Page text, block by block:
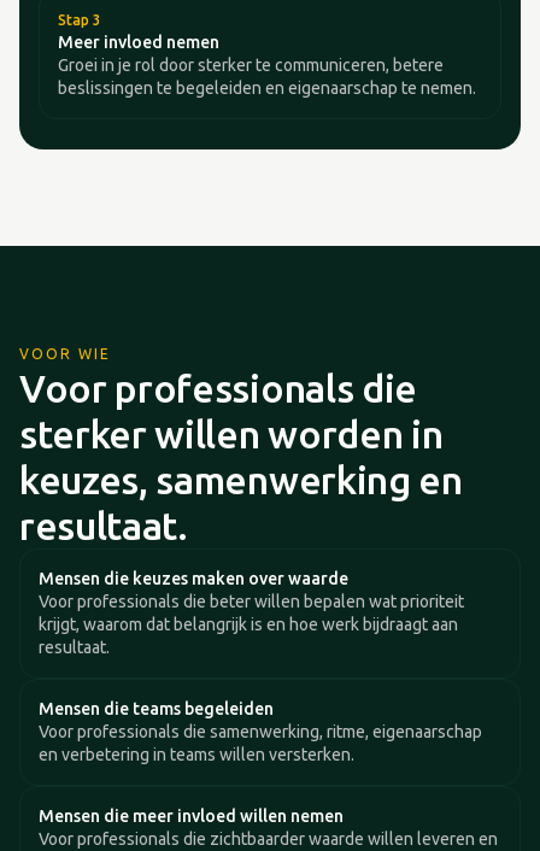
Stap 3
Meer invloed nemen
Groei in je rol door sterker te communiceren, betere
beslissingen te begeleiden en eigenaarschap te nemen.
VOOR WIE
Voor professionals die
sterker willen worden in
keuzes, samenwerking en
resultaat.
Mensen die keuzes maken over waarde
Voor professionals die beter willen bepalen wat prioriteit
krijgt, waarom dat belangrijk is en hoe werk bijdraagt aan
resultaat.
Mensen die teams begeleiden
Voor professionals die samenwerking, ritme, eigenaarschap
en verbetering in teams willen versterken.
Mensen die meer invloed willen nemen
Voor professionals die zichtbaarder waarde willen leveren en